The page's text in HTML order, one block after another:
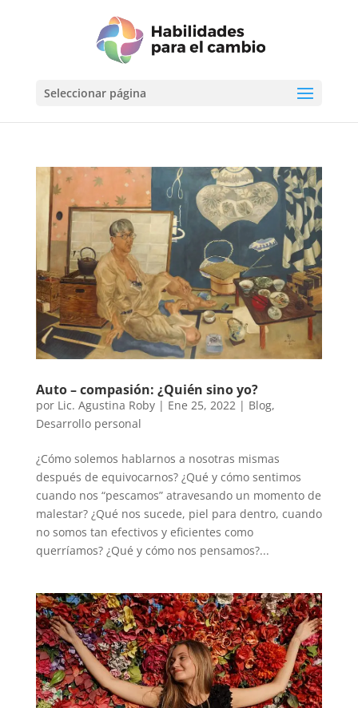
Seleccionar página
Auto – compasión: ¿Quién sino yo?
por Lic. Agustina Roby| Ene 25, 2022 | Blog,
Desarrollo personal
¿Cómo solemos hablarnos a nosotras mismas
después de equivocarnos? ¿Qué y cómo sentimos
cuando nos “pescamos” atravesando un momento de
malestar? ¿Qué nos sucede, piel para dentro, cuando
no somos tan efectivos y eficientes como
querríamos? ¿Qué y cómo nos pensamos?...